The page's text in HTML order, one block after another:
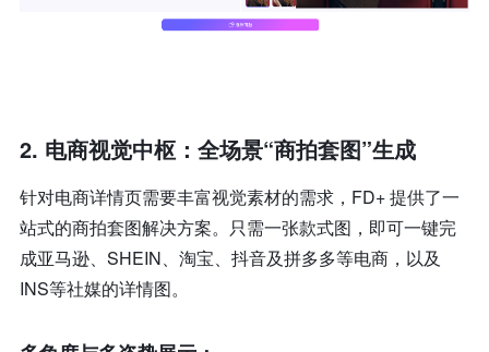
2. 电商视觉中枢：全场景“商拍套图”生成
针对电商详情页需要丰富视觉素材的需求，FD+ 提供了一
站式的商拍套图解决方案。只需一张款式图，即可一键完
成亚马逊、SHEIN、淘宝、抖音及拼多多等电商，以及
INS等社媒的详情图。